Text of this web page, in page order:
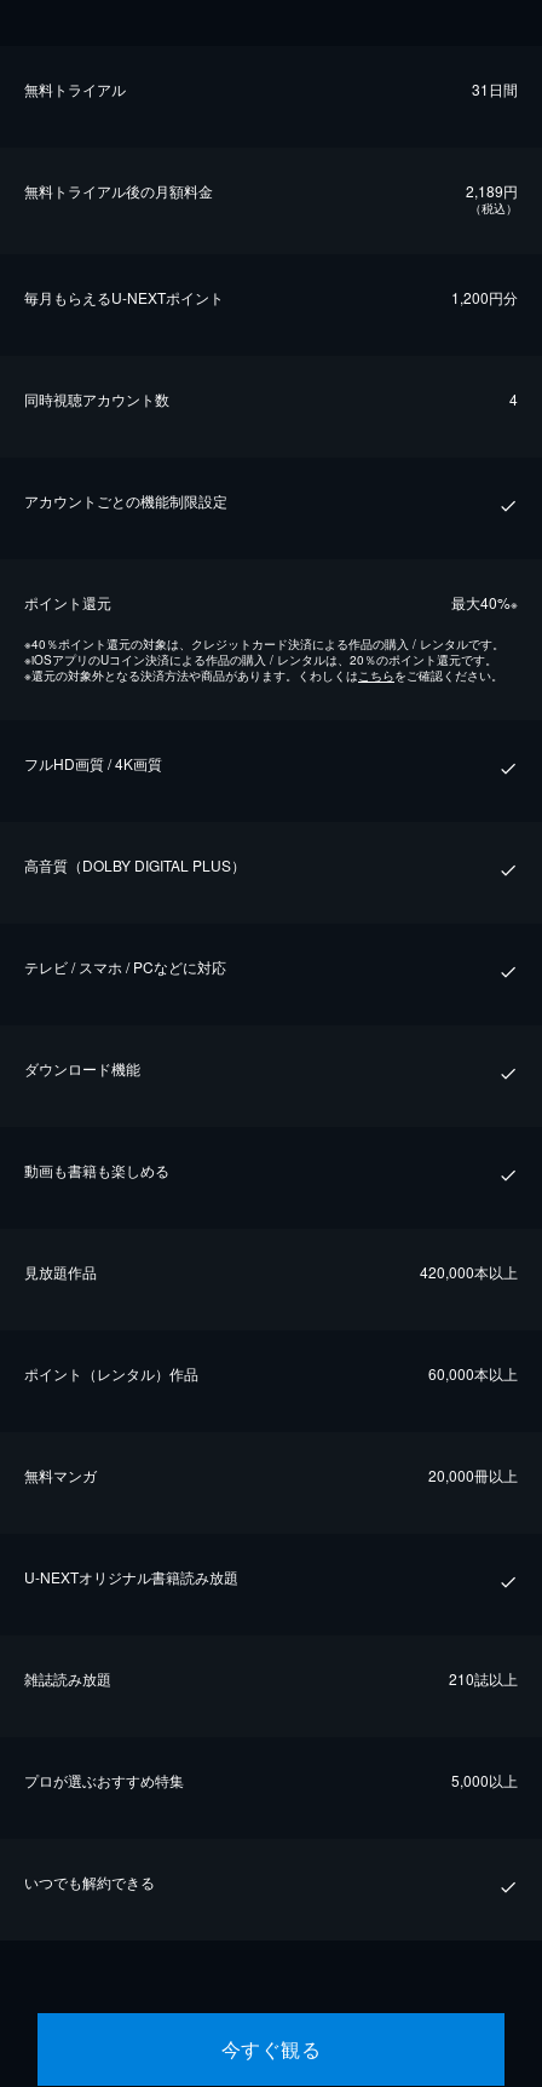
無料トライアル 31日間
無料トライアル後の⽉額料金 2,189円
（税込）
毎⽉もらえるU-NEXTポイント 1,200円分
同時視聴アカウント数 4
アカウントごとの機能制限設定
ポイント還元 最⼤40%※
※40％ポイント還元の対象は、クレジットカード決済による作品の購入 / レンタルです。
※iOSアプリのUコイン決済による作品の購入 / レンタルは、20％のポイント還元です。
※還元の対象外となる決済方法や商品があります。くわしくはこちらをご確認ください。
フルHD画質 / 4K画質
⾼⾳質（DOLBY DIGITAL PLUS）
テレビ / スマホ / PCなどに対応
ダウンロード機能
動画も書籍も楽しめる
⾒放題作品 420,000本以上
ポイント（レンタル）作品 60,000本以上
無料マンガ 20,000冊以上
U-NEXTオリジナル書籍読み放題
雑誌読み放題 210誌以上
プロが選ぶおすすめ特集 5,000以上
いつでも解約できる
今すぐ観る